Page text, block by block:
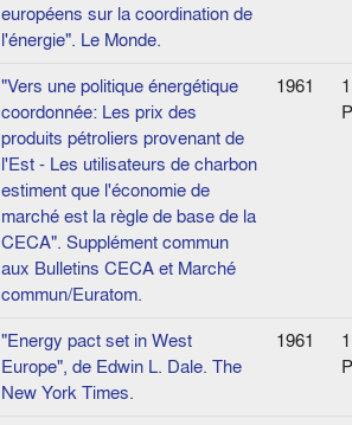
européens sur la coordination de
l'énergie". Le Monde.
"Vers une politique énergétique
coordonnée: Les prix des
produits pétroliers provenant de
l'Est - Les utilisateurs de charbon
estiment que l'économie de
marché est la règle de base de la
CECA". Supplément commun
aux Bulletins CECA et Marché
commun/Euratom.
1961
1
"Energy pact set in West
Europe", de Edwin L. Dale. The
New York Times.
1961
1